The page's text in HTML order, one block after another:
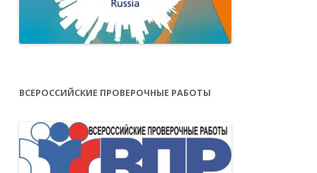
ВСЕРОССИЙСКИЕ ПРОВЕРОЧНЫЕ РАБОТЫ